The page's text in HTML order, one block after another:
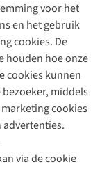
voor het
en het gebruik
cookies. De
houden hoe onze
cookies kunnen
middels
cookies
via de cookie